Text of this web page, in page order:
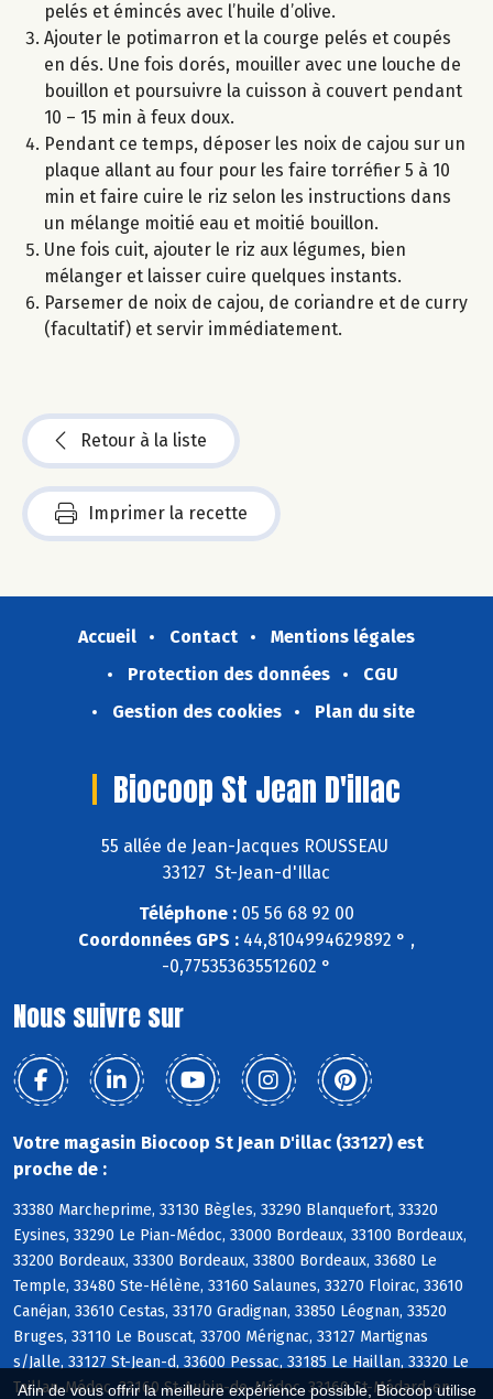
Afin de vous offrir la meilleure expérience possible, Biocoop utilise
pelés et émincés avec l’huile d’olive.
Ajouter le potimarron et la courge pelés et coupés
en dés. Une fois dorés, mouiller avec une louche de
bouillon et poursuivre la cuisson à couvert pendant
10 – 15 min à feux doux.
Pendant ce temps, déposer les noix de cajou sur un
plaque allant au four pour les faire torréfier 5 à 10
min et faire cuire le riz selon les instructions dans
un mélange moitié eau et moitié bouillon.
Une fois cuit, ajouter le riz aux légumes, bien
mélanger et laisser cuire quelques instants.
Parsemer de noix de cajou, de coriandre et de curry
(facultatif) et servir immédiatement.
Retour à la liste
Imprimer la recette
Accueil Contact
Mentions légales
Protection des données
CGU
Gestion des cookies
Plan du site
Biocoop St Jean D'illac
55 allée de Jean-Jacques ROUSSEAU
33127 St-Jean-d'Illac
Téléphone : 05 56 68 92 00
Coordonnées GPS : 44,8104994629892 ° ,
-0,775353635512602 °
Nous suivre sur
Votre magasin Biocoop St Jean D'illac (33127) est
proche de :
33380 Marcheprime, 33130 Bègles, 33290 Blanquefort, 33320
Eysines, 33290 Le Pian-Médoc, 33000 Bordeaux, 33100 Bordeaux,
33200 Bordeaux, 33300 Bordeaux, 33800 Bordeaux, 33680 Le
Temple, 33480 Ste-Hélène, 33160 Salaunes, 33270 Floirac, 33610
Canéjan, 33610 Cestas, 33170 Gradignan, 33850 Léognan, 33520
Bruges, 33110 Le Bouscat, 33700 Mérignac, 33127 Martignas
s/Jalle, 33127 St-Jean-d, 33600 Pessac, 33185 Le Haillan, 33320 Le
Taillan-Médoc, 33160 St-Aubin-de-Médoc, 33160 St-Médard-en-